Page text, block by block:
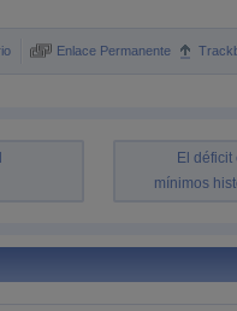
Enlace Permanente
El
mínimos